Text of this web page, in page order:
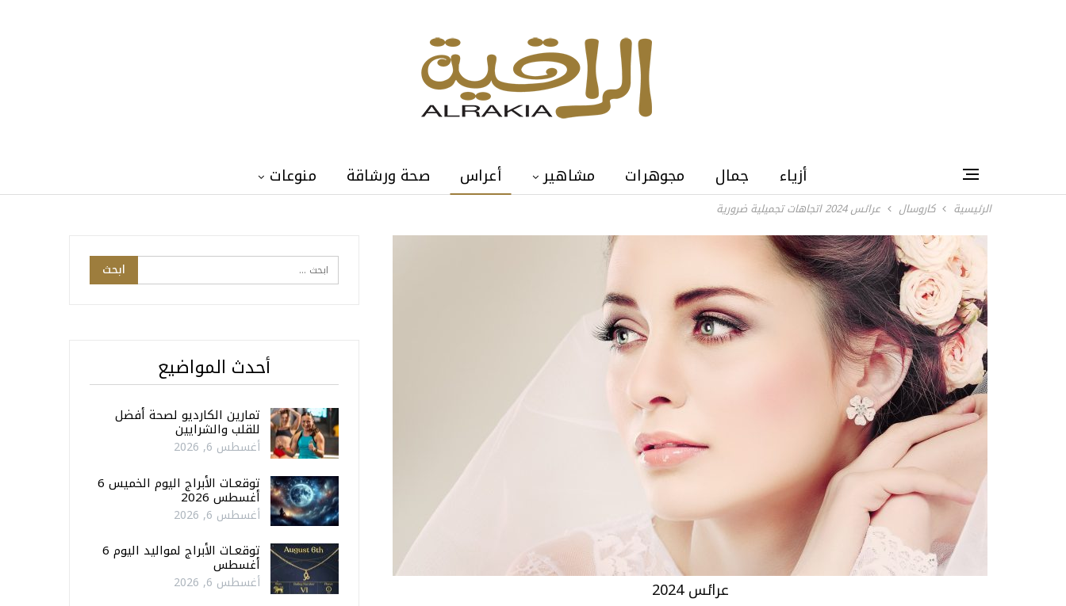
أزياء جمال مجوهرات مشاهير أعراس صحة ورشاقة منوعات
الرئيسية كاروسال عرائس 2024 اتجاهات تجميلية ضرورية
عرائس 2024
أحدث المواضيع
تمارين الكارديو لصحة أفضل
للقلب والشرايين
أغسطس 6, 2026
توقعـات الأبراج اليوم الخميس 6
أغسطس 2026
أغسطس 6, 2026
توقعـات الأبراج لمواليد اليوم 6
أغسطس
أغسطس 6, 2026